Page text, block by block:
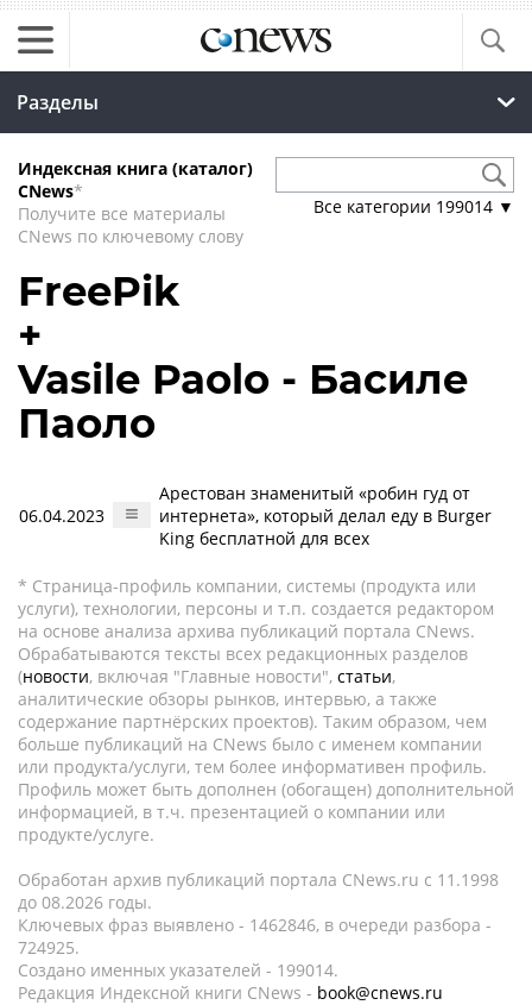
Разделы
Индексная книга (каталог)
CNews*
Получите все материалы
CNews по ключевому слову
Все категории 199014 ▼
FreePik
+
Vasile Paolo - Басиле
Паоло
06.04.2023
Арестован знаменитый «робин гуд от
интернета», который делал еду в Burger
King бесплатной для всех
* Страница-профиль компании, системы (продукта или
услуги), технологии, персоны и т.п. создается редактором
на основе анализа архива публикаций портала CNews.
Обрабатываются тексты всех редакционных разделов
(новости, включая "Главные новости", статьи,
аналитические обзоры рынков, интервью, а также
содержание партнёрских проектов). Таким образом, чем
больше публикаций на CNews было с именем компании
или продукта/услуги, тем более информативен профиль.
Профиль может быть дополнен (обогащен) дополнительной
информацией, в т.ч. презентацией о компании или
продукте/услуге.
Обработан архив публикаций портала CNews.ru c 11.1998
до 08.2026 годы.
Ключевых фраз выявлено - 1462846, в очереди разбора -
724925.
Создано именных указателей - 199014.
Редакция Индексной книги CNews - book@cnews.ru